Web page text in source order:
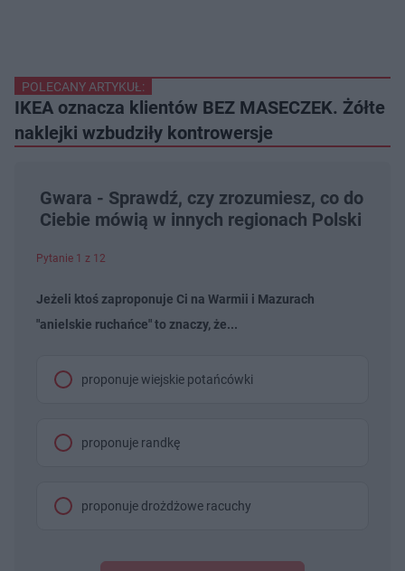
POLECANY ARTYKUŁ:
IKEA oznacza klientów BEZ MASECZEK. Żółte
naklejki wzbudziły kontrowersje
Gwara - Sprawdź, czy zrozumiesz, co do
Ciebie mówią w innych regionach Polski
Pytanie 1 z 12
Jeżeli ktoś zaproponuje Ci na Warmii i Mazurach
"anielskie ruchańce" to znaczy, że...
proponuje wiejskie potańcówki
proponuje randkę
proponuje drożdżowe racuchy